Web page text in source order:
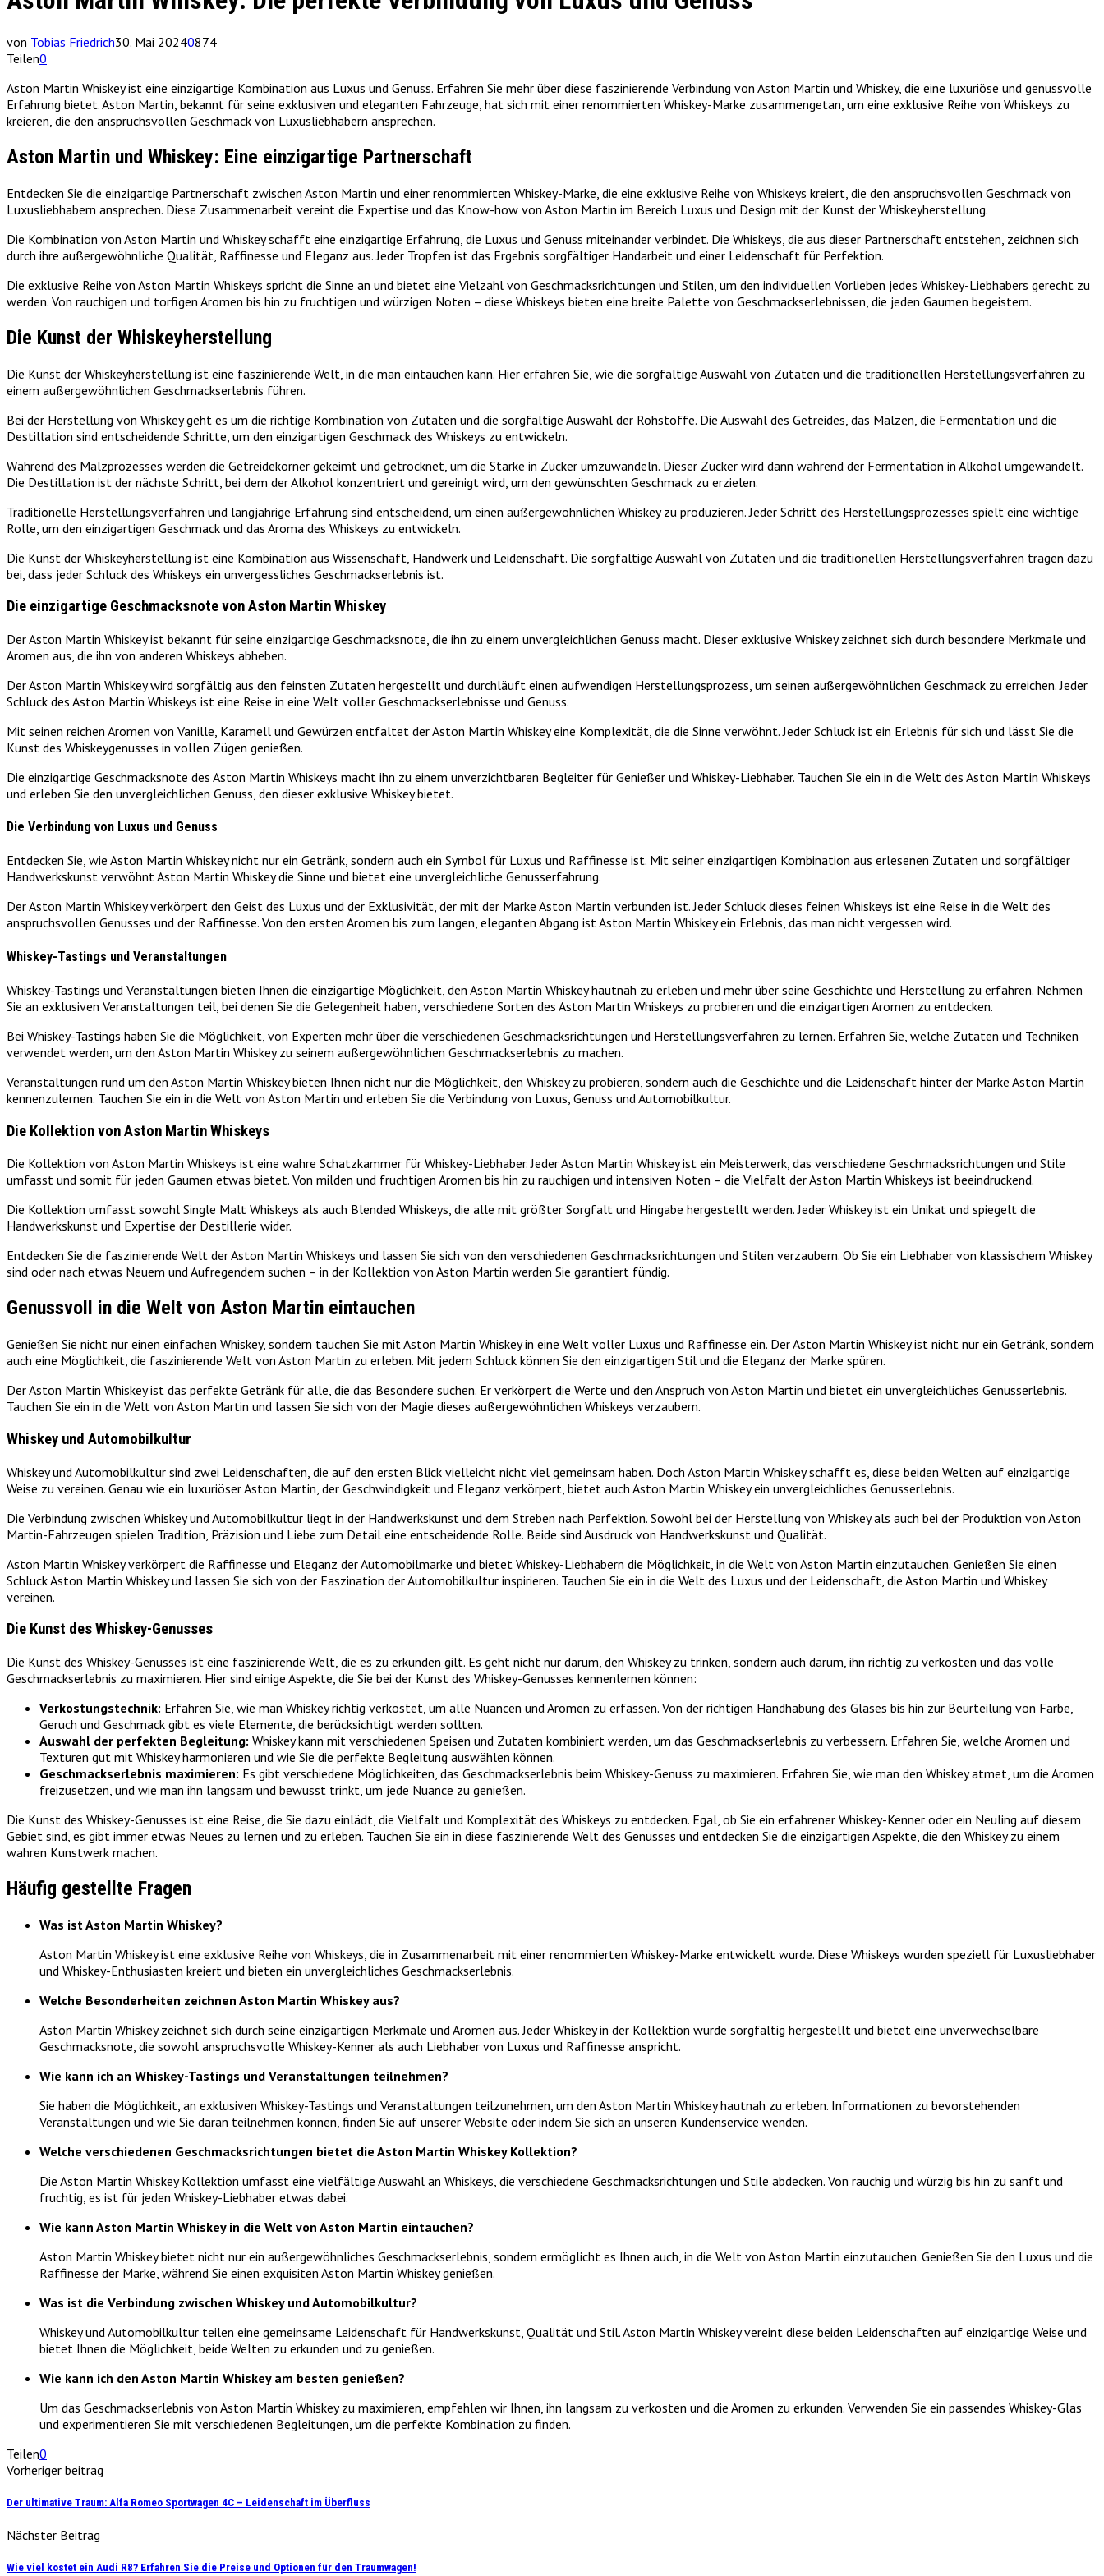
von Tobias Friedrich30. Mai 20240874
Teilen0
Aston Martin Whiskey ist eine einzigartige Kombination aus Luxus und Genuss. Erfahren Sie mehr über diese faszinierende Verbindung von Aston Martin und Whiskey, die eine luxuriöse und genussvolle
Erfahrung bietet. Aston Martin, bekannt für seine exklusiven und eleganten Fahrzeuge, hat sich mit einer renommierten Whiskey-Marke zusammengetan, um eine exklusive Reihe von Whiskeys zu
kreieren, die den anspruchsvollen Geschmack von Luxusliebhabern ansprechen.
Aston Martin und Whiskey: Eine einzigartige Partnerschaft
Entdecken Sie die einzigartige Partnerschaft zwischen Aston Martin und einer renommierten Whiskey-Marke, die eine exklusive Reihe von Whiskeys kreiert, die den anspruchsvollen Geschmack von
Luxusliebhabern ansprechen. Diese Zusammenarbeit vereint die Expertise und das Know-how von Aston Martin im Bereich Luxus und Design mit der Kunst der Whiskeyherstellung.
Die Kombination von Aston Martin und Whiskey schafft eine einzigartige Erfahrung, die Luxus und Genuss miteinander verbindet. Die Whiskeys, die aus dieser Partnerschaft entstehen, zeichnen sich
durch ihre außergewöhnliche Qualität, Raffinesse und Eleganz aus. Jeder Tropfen ist das Ergebnis sorgfältiger Handarbeit und einer Leidenschaft für Perfektion.
Die exklusive Reihe von Aston Martin Whiskeys spricht die Sinne an und bietet eine Vielzahl von Geschmacksrichtungen und Stilen, um den individuellen Vorlieben jedes Whiskey-Liebhabers gerecht zu
werden. Von rauchigen und torfigen Aromen bis hin zu fruchtigen und würzigen Noten – diese Whiskeys bieten eine breite Palette von Geschmackserlebnissen, die jeden Gaumen begeistern.
Die Kunst der Whiskeyherstellung
Die Kunst der Whiskeyherstellung ist eine faszinierende Welt, in die man eintauchen kann. Hier erfahren Sie, wie die sorgfältige Auswahl von Zutaten und die traditionellen Herstellungsverfahren zu
einem außergewöhnlichen Geschmackserlebnis führen.
Bei der Herstellung von Whiskey geht es um die richtige Kombination von Zutaten und die sorgfältige Auswahl der Rohstoffe. Die Auswahl des Getreides, das Mälzen, die Fermentation und die
Destillation sind entscheidende Schritte, um den einzigartigen Geschmack des Whiskeys zu entwickeln.
Während des Mälzprozesses werden die Getreidekörner gekeimt und getrocknet, um die Stärke in Zucker umzuwandeln. Dieser Zucker wird dann während der Fermentation in Alkohol umgewandelt.
Die Destillation ist der nächste Schritt, bei dem der Alkohol konzentriert und gereinigt wird, um den gewünschten Geschmack zu erzielen.
Traditionelle Herstellungsverfahren und langjährige Erfahrung sind entscheidend, um einen außergewöhnlichen Whiskey zu produzieren. Jeder Schritt des Herstellungsprozesses spielt eine wichtige
Rolle, um den einzigartigen Geschmack und das Aroma des Whiskeys zu entwickeln.
Die Kunst der Whiskeyherstellung ist eine Kombination aus Wissenschaft, Handwerk und Leidenschaft. Die sorgfältige Auswahl von Zutaten und die traditionellen Herstellungsverfahren tragen dazu
bei, dass jeder Schluck des Whiskeys ein unvergessliches Geschmackserlebnis ist.
Die einzigartige Geschmacksnote von Aston Martin Whiskey
Der Aston Martin Whiskey ist bekannt für seine einzigartige Geschmacksnote, die ihn zu einem unvergleichlichen Genuss macht. Dieser exklusive Whiskey zeichnet sich durch besondere Merkmale und
Aromen aus, die ihn von anderen Whiskeys abheben.
Der Aston Martin Whiskey wird sorgfältig aus den feinsten Zutaten hergestellt und durchläuft einen aufwendigen Herstellungsprozess, um seinen außergewöhnlichen Geschmack zu erreichen. Jeder
Schluck des Aston Martin Whiskeys ist eine Reise in eine Welt voller Geschmackserlebnisse und Genuss.
Mit seinen reichen Aromen von Vanille, Karamell und Gewürzen entfaltet der Aston Martin Whiskey eine Komplexität, die die Sinne verwöhnt. Jeder Schluck ist ein Erlebnis für sich und lässt Sie die
Kunst des Whiskeygenusses in vollen Zügen genießen.
Die einzigartige Geschmacksnote des Aston Martin Whiskeys macht ihn zu einem unverzichtbaren Begleiter für Genießer und Whiskey-Liebhaber. Tauchen Sie ein in die Welt des Aston Martin Whiskeys
und erleben Sie den unvergleichlichen Genuss, den dieser exklusive Whiskey bietet.
Die Verbindung von Luxus und Genuss
Entdecken Sie, wie Aston Martin Whiskey nicht nur ein Getränk, sondern auch ein Symbol für Luxus und Raffinesse ist. Mit seiner einzigartigen Kombination aus erlesenen Zutaten und sorgfältiger
Handwerkskunst verwöhnt Aston Martin Whiskey die Sinne und bietet eine unvergleichliche Genusserfahrung.
Der Aston Martin Whiskey verkörpert den Geist des Luxus und der Exklusivität, der mit der Marke Aston Martin verbunden ist. Jeder Schluck dieses feinen Whiskeys ist eine Reise in die Welt des
anspruchsvollen Genusses und der Raffinesse. Von den ersten Aromen bis zum langen, eleganten Abgang ist Aston Martin Whiskey ein Erlebnis, das man nicht vergessen wird.
Whiskey-Tastings und Veranstaltungen
Whiskey-Tastings und Veranstaltungen bieten Ihnen die einzigartige Möglichkeit, den Aston Martin Whiskey hautnah zu erleben und mehr über seine Geschichte und Herstellung zu erfahren. Nehmen
Sie an exklusiven Veranstaltungen teil, bei denen Sie die Gelegenheit haben, verschiedene Sorten des Aston Martin Whiskeys zu probieren und die einzigartigen Aromen zu entdecken.
Bei Whiskey-Tastings haben Sie die Möglichkeit, von Experten mehr über die verschiedenen Geschmacksrichtungen und Herstellungsverfahren zu lernen. Erfahren Sie, welche Zutaten und Techniken
verwendet werden, um den Aston Martin Whiskey zu seinem außergewöhnlichen Geschmackserlebnis zu machen.
Veranstaltungen rund um den Aston Martin Whiskey bieten Ihnen nicht nur die Möglichkeit, den Whiskey zu probieren, sondern auch die Geschichte und die Leidenschaft hinter der Marke Aston Martin
kennenzulernen. Tauchen Sie ein in die Welt von Aston Martin und erleben Sie die Verbindung von Luxus, Genuss und Automobilkultur.
Die Kollektion von Aston Martin Whiskeys
Die Kollektion von Aston Martin Whiskeys ist eine wahre Schatzkammer für Whiskey-Liebhaber. Jeder Aston Martin Whiskey ist ein Meisterwerk, das verschiedene Geschmacksrichtungen und Stile
umfasst und somit für jeden Gaumen etwas bietet. Von milden und fruchtigen Aromen bis hin zu rauchigen und intensiven Noten – die Vielfalt der Aston Martin Whiskeys ist beeindruckend.
Die Kollektion umfasst sowohl Single Malt Whiskeys als auch Blended Whiskeys, die alle mit größter Sorgfalt und Hingabe hergestellt werden. Jeder Whiskey ist ein Unikat und spiegelt die
Handwerkskunst und Expertise der Destillerie wider.
Entdecken Sie die faszinierende Welt der Aston Martin Whiskeys und lassen Sie sich von den verschiedenen Geschmacksrichtungen und Stilen verzaubern. Ob Sie ein Liebhaber von klassischem Whiskey
sind oder nach etwas Neuem und Aufregendem suchen – in der Kollektion von Aston Martin werden Sie garantiert fündig.
Genussvoll in die Welt von Aston Martin eintauchen
Genießen Sie nicht nur einen einfachen Whiskey, sondern tauchen Sie mit Aston Martin Whiskey in eine Welt voller Luxus und Raffinesse ein. Der Aston Martin Whiskey ist nicht nur ein Getränk, sondern
auch eine Möglichkeit, die faszinierende Welt von Aston Martin zu erleben. Mit jedem Schluck können Sie den einzigartigen Stil und die Eleganz der Marke spüren.
Der Aston Martin Whiskey ist das perfekte Getränk für alle, die das Besondere suchen. Er verkörpert die Werte und den Anspruch von Aston Martin und bietet ein unvergleichliches Genusserlebnis.
Tauchen Sie ein in die Welt von Aston Martin und lassen Sie sich von der Magie dieses außergewöhnlichen Whiskeys verzaubern.
Whiskey und Automobilkultur
Whiskey und Automobilkultur sind zwei Leidenschaften, die auf den ersten Blick vielleicht nicht viel gemeinsam haben. Doch Aston Martin Whiskey schafft es, diese beiden Welten auf einzigartige
Weise zu vereinen. Genau wie ein luxuriöser Aston Martin, der Geschwindigkeit und Eleganz verkörpert, bietet auch Aston Martin Whiskey ein unvergleichliches Genusserlebnis.
Die Verbindung zwischen Whiskey und Automobilkultur liegt in der Handwerkskunst und dem Streben nach Perfektion. Sowohl bei der Herstellung von Whiskey als auch bei der Produktion von Aston
Martin-Fahrzeugen spielen Tradition, Präzision und Liebe zum Detail eine entscheidende Rolle. Beide sind Ausdruck von Handwerkskunst und Qualität.
Aston Martin Whiskey verkörpert die Raffinesse und Eleganz der Automobilmarke und bietet Whiskey-Liebhabern die Möglichkeit, in die Welt von Aston Martin einzutauchen. Genießen Sie einen
Schluck Aston Martin Whiskey und lassen Sie sich von der Faszination der Automobilkultur inspirieren. Tauchen Sie ein in die Welt des Luxus und der Leidenschaft, die Aston Martin und Whiskey
vereinen.
Die Kunst des Whiskey-Genusses
Die Kunst des Whiskey-Genusses ist eine faszinierende Welt, die es zu erkunden gilt. Es geht nicht nur darum, den Whiskey zu trinken, sondern auch darum, ihn richtig zu verkosten und das volle
Geschmackserlebnis zu maximieren. Hier sind einige Aspekte, die Sie bei der Kunst des Whiskey-Genusses kennenlernen können:
Verkostungstechnik: Erfahren Sie, wie man Whiskey richtig verkostet, um alle Nuancen und Aromen zu erfassen. Von der richtigen Handhabung des Glases bis hin zur Beurteilung von Farbe,
Geruch und Geschmack gibt es viele Elemente, die berücksichtigt werden sollten.
Auswahl der perfekten Begleitung: Whiskey kann mit verschiedenen Speisen und Zutaten kombiniert werden, um das Geschmackserlebnis zu verbessern. Erfahren Sie, welche Aromen und
Texturen gut mit Whiskey harmonieren und wie Sie die perfekte Begleitung auswählen können.
Geschmackserlebnis maximieren: Es gibt verschiedene Möglichkeiten, das Geschmackserlebnis beim Whiskey-Genuss zu maximieren. Erfahren Sie, wie man den Whiskey atmet, um die Aromen
freizusetzen, und wie man ihn langsam und bewusst trinkt, um jede Nuance zu genießen.
Die Kunst des Whiskey-Genusses ist eine Reise, die Sie dazu einlädt, die Vielfalt und Komplexität des Whiskeys zu entdecken. Egal, ob Sie ein erfahrener Whiskey-Kenner oder ein Neuling auf diesem
Gebiet sind, es gibt immer etwas Neues zu lernen und zu erleben. Tauchen Sie ein in diese faszinierende Welt des Genusses und entdecken Sie die einzigartigen Aspekte, die den Whiskey zu einem
wahren Kunstwerk machen.
Häufig gestellte Fragen
Was ist Aston Martin Whiskey?
Aston Martin Whiskey ist eine exklusive Reihe von Whiskeys, die in Zusammenarbeit mit einer renommierten Whiskey-Marke entwickelt wurde. Diese Whiskeys wurden speziell für Luxusliebhaber
und Whiskey-Enthusiasten kreiert und bieten ein unvergleichliches Geschmackserlebnis.
Welche Besonderheiten zeichnen Aston Martin Whiskey aus?
Aston Martin Whiskey zeichnet sich durch seine einzigartigen Merkmale und Aromen aus. Jeder Whiskey in der Kollektion wurde sorgfältig hergestellt und bietet eine unverwechselbare
Geschmacksnote, die sowohl anspruchsvolle Whiskey-Kenner als auch Liebhaber von Luxus und Raffinesse anspricht.
Wie kann ich an Whiskey-Tastings und Veranstaltungen teilnehmen?
Sie haben die Möglichkeit, an exklusiven Whiskey-Tastings und Veranstaltungen teilzunehmen, um den Aston Martin Whiskey hautnah zu erleben. Informationen zu bevorstehenden
Veranstaltungen und wie Sie daran teilnehmen können, finden Sie auf unserer Website oder indem Sie sich an unseren Kundenservice wenden.
Welche verschiedenen Geschmacksrichtungen bietet die Aston Martin Whiskey Kollektion?
Die Aston Martin Whiskey Kollektion umfasst eine vielfältige Auswahl an Whiskeys, die verschiedene Geschmacksrichtungen und Stile abdecken. Von rauchig und würzig bis hin zu sanft und
fruchtig, es ist für jeden Whiskey-Liebhaber etwas dabei.
Wie kann Aston Martin Whiskey in die Welt von Aston Martin eintauchen?
Aston Martin Whiskey bietet nicht nur ein außergewöhnliches Geschmackserlebnis, sondern ermöglicht es Ihnen auch, in die Welt von Aston Martin einzutauchen. Genießen Sie den Luxus und die
Raffinesse der Marke, während Sie einen exquisiten Aston Martin Whiskey genießen.
Was ist die Verbindung zwischen Whiskey und Automobilkultur?
Whiskey und Automobilkultur teilen eine gemeinsame Leidenschaft für Handwerkskunst, Qualität und Stil. Aston Martin Whiskey vereint diese beiden Leidenschaften auf einzigartige Weise und
bietet Ihnen die Möglichkeit, beide Welten zu erkunden und zu genießen.
Wie kann ich den Aston Martin Whiskey am besten genießen?
Um das Geschmackserlebnis von Aston Martin Whiskey zu maximieren, empfehlen wir Ihnen, ihn langsam zu verkosten und die Aromen zu erkunden. Verwenden Sie ein passendes Whiskey-Glas
und experimentieren Sie mit verschiedenen Begleitungen, um die perfekte Kombination zu finden.
Teilen0
Vorheriger beitrag
Der ultimative Traum: Alfa Romeo Sportwagen 4C – Leidenschaft im Überfluss
Nächster Beitrag
Wie viel kostet ein Audi R8? Erfahren Sie die Preise und Optionen für den Traumwagen!